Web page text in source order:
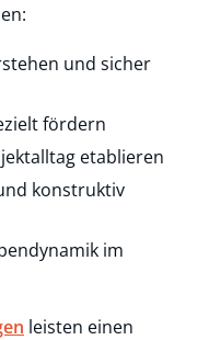
und sicher
fördern
etablieren
konstruktiv
im
leisten einen